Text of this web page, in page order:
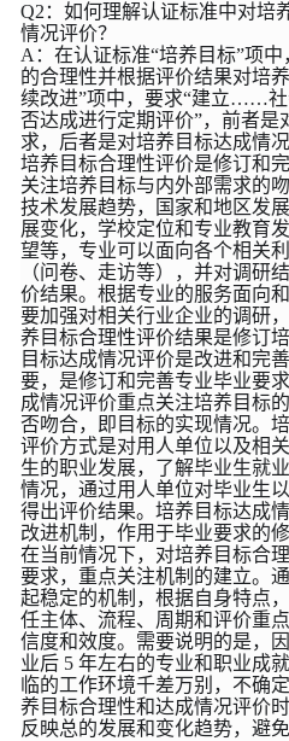
Q2：如何理解认证标准中对培
情况评价？
A：在认证标准“培养目标”项
的合理性并根据评价结果对培
续改进”项中，要求“建立……
否达成进行定期评价”，前者是
求，后者是对培养目标达成情况
培养目标合理性评价是修订和
关注培养目标与内外部需求的
技术发展趋势，国家和地区发
展变化，学校定位和专业教育
望等，专业可以面向各个相关
（问卷、走访等），并对调研
价结果。根据专业的服务面向
要加强对相关行业企业的调研
养目标合理性评价结果是修订
目标达成情况评价是改进和完
要，是修订和完善专业毕业要
成情况评价重点关注培养目标
否吻合，即目标的实现情况。
评价方式是对用人单位以及相
生的职业发展，了解毕业生就
情况，通过用人单位对毕业生
得出评价结果。培养目标达成
改进机制，作用于毕业要求的修
在当前情况下，对培养目标合
要求，重点关注机制的建立。
起稳定的机制，根据自身特点
任主体、流程、周期和评价重
信度和效度。需要说明的是，
业后 5 年左右的专业和职业成
临的工作环境千差万别，不确
养目标合理性和达成情况评价
反映总的发展和变化趋势，避